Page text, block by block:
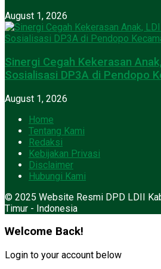
August 1, 2026
Sinergi Cegah Kekerasan
Sosialisasi DP3A di Pendopo
August 1, 2026
Home
Tentang Kami
Redaksi
Kebijakan Privasi
Disclaimer
Hubungi Kami
© 2025 Website Resmi DPD LDII
Timur - Indonesia
Welcome Back!
Login to your account below